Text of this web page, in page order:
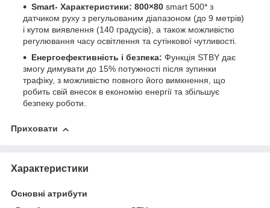
Smart- Характеристики: 800×80 smart 500* з
датчиком руху з регульованим діапазоном (до 9 метрів)
і кутом виявлення (140 градусів), а також можливістю
регулювання часу освітлення та сутінкової чутливості.
Енергоефективність і безпека: Функція STBY дає
змогу димувати до 15% потужності після зупинки
трафіку, з можливістю повного його вимкнення, що
робить свій внесок в економію енергії та збільшує
безпеку роботи.
Приховати
Характеристики
Основні атрибути